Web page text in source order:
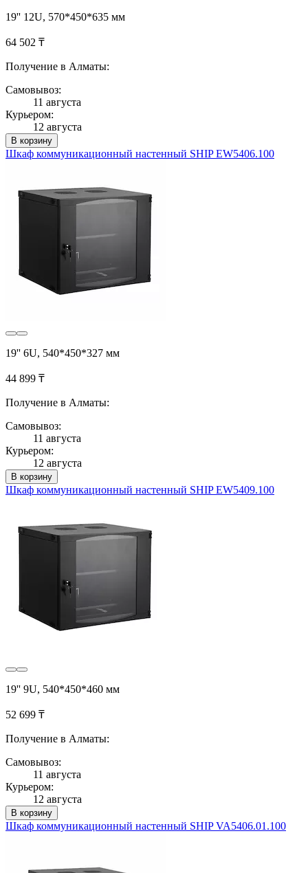
19'' 12U, 570*450*635 мм
64 502 ₸
Получение в Алматы:
Самовывоз:
11 августа
Курьером:
12 августа
В корзину
Шкаф коммуникационный настенный SHIP EW5406.100
19'' 6U, 540*450*327 мм
44 899 ₸
Получение в Алматы:
Самовывоз:
11 августа
Курьером:
12 августа
В корзину
Шкаф коммуникационный настенный SHIP EW5409.100
19'' 9U, 540*450*460 мм
52 699 ₸
Получение в Алматы:
Самовывоз:
11 августа
Курьером:
12 августа
В корзину
Шкаф коммуникационный настенный SHIP VA5406.01.100